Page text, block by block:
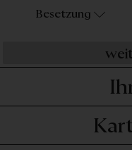
Besetzung